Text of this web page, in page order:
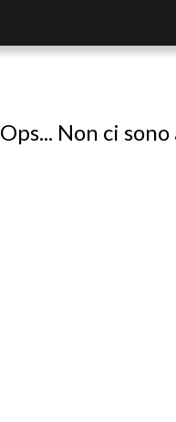
Ops... Non ci